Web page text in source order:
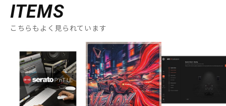
ITEMS
こちらもよく見られています